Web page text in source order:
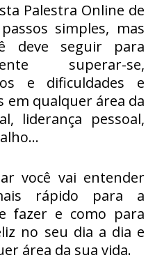
Palestra Online de
simples, mas
deve seguir para
superar-se,
e dificuldades e
qualquer área da
liderança pessoal,
você vai entender
rápido para a
fazer e como para
no seu dia a dia e
área da sua vida.